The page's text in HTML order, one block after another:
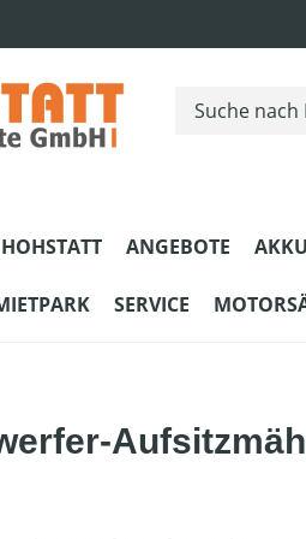
ANGEBOTE
SERVICE